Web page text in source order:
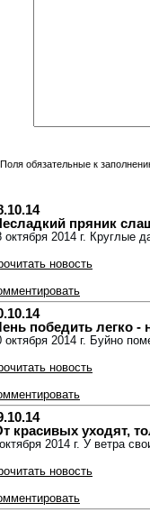
обязательные к
пряник
октября 2014 г. Круглые
новость
победить легко -
октября 2014 г. Буйно
новость
красивых уходят,
2014 г. У ветра
новость